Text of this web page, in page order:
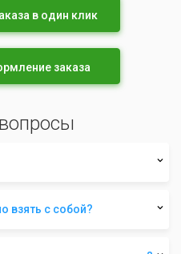
в один клик
заказа
взять с собой?